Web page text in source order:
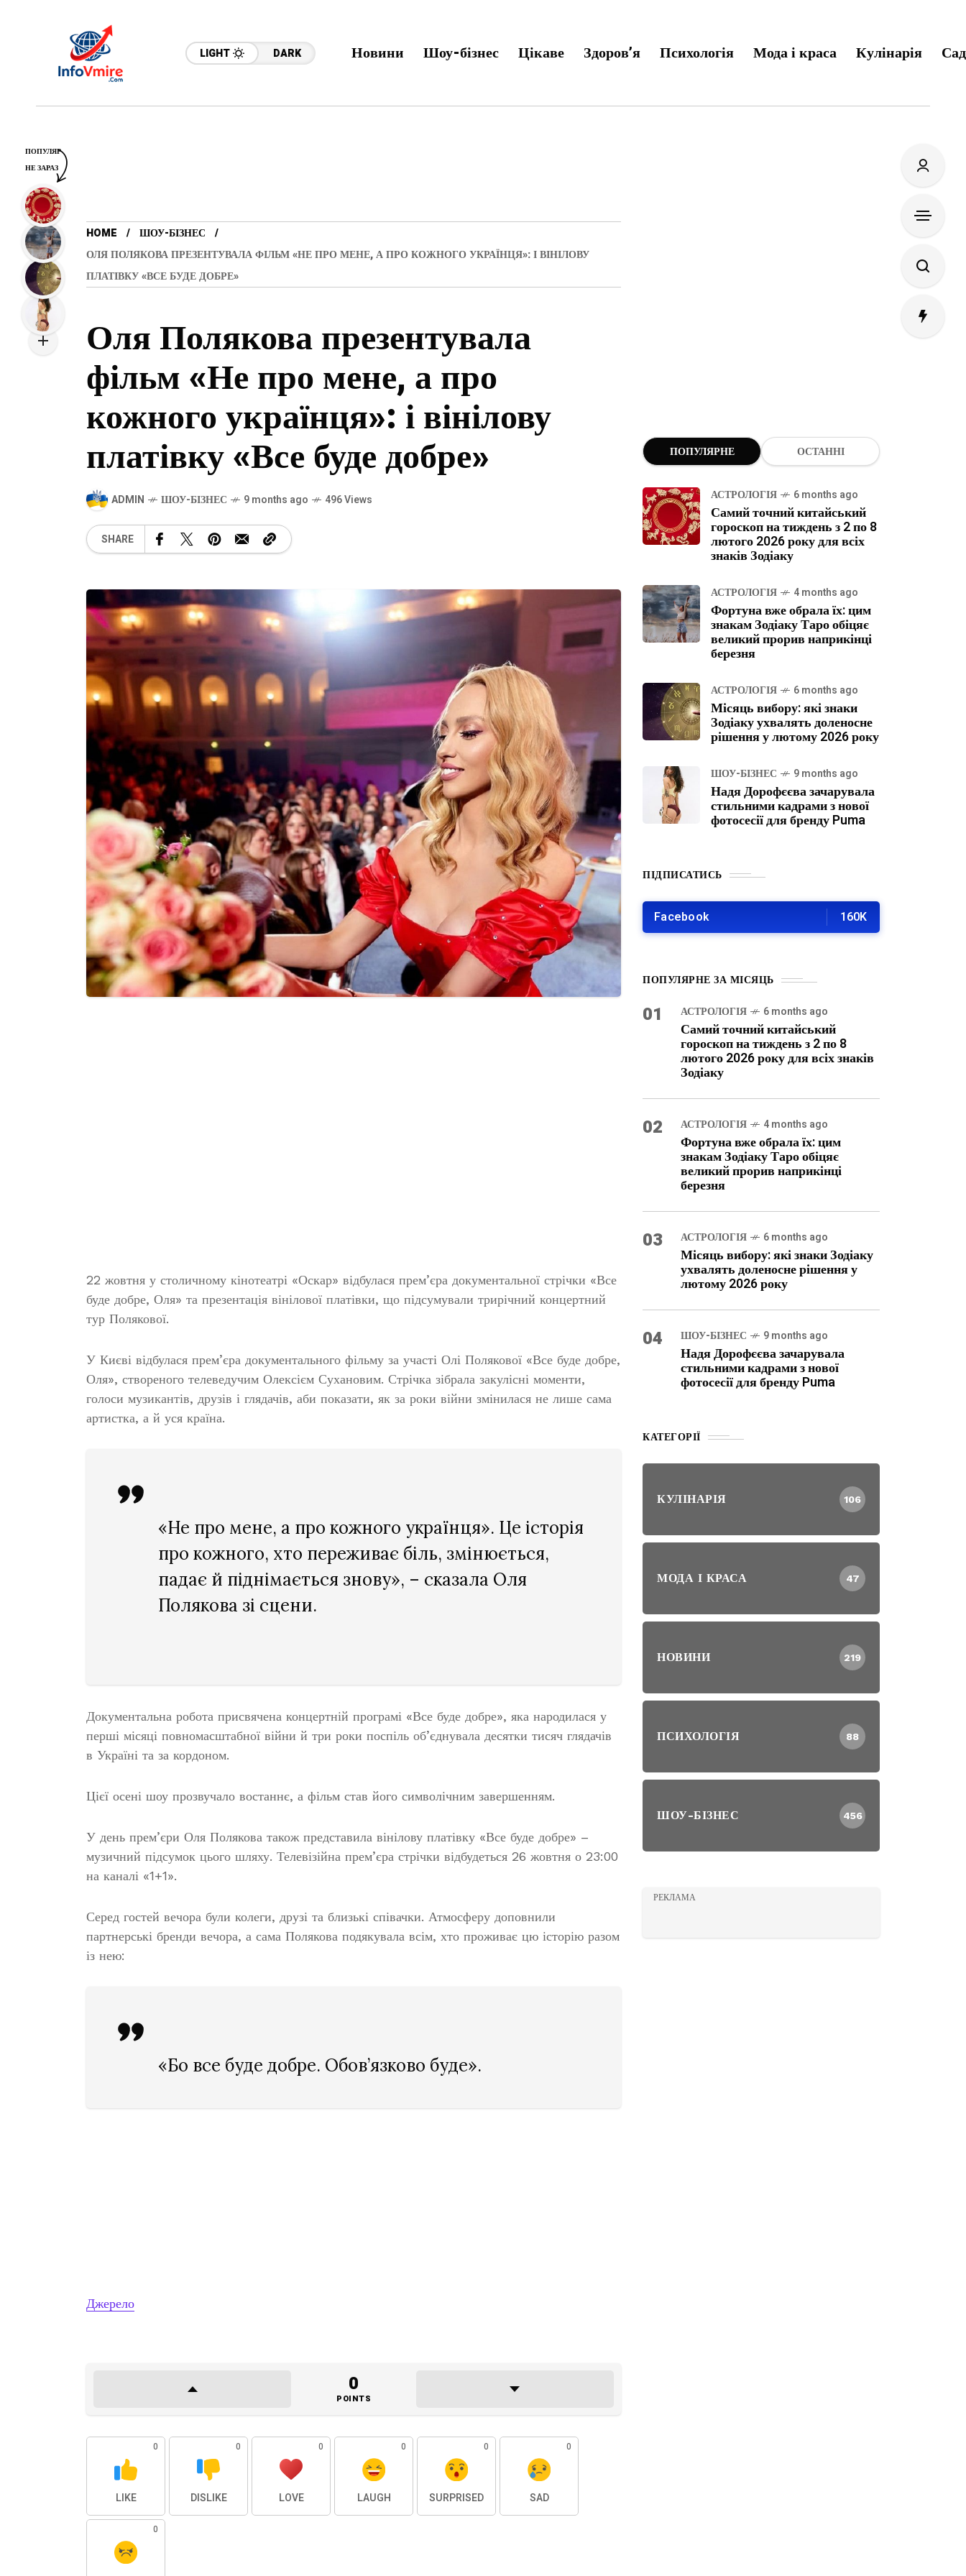
LIGHT DARK Новини Шоу-бізнес Цікаве Здоров’я Психологія Мода і краса Кулінарія
HOME
ШОУ-БІЗНЕС
ОЛЯ ПОЛЯКОВА ПРЕЗЕНТУВАЛА ФІЛЬМ «НЕ ПРО МЕНЕ, А ПРО КОЖНОГО УКРАЇНЦЯ»: І ВІНІЛОВУ
ПЛАТІВКУ «ВСЕ БУДЕ ДОБРЕ»
Оля Полякова презентувала
фільм «Не про мене, а про
кожного українця»: і вінілову
платівку «Все буде добре»
ADMIN ШОУ-БІЗНЕС 9 months ago 496 Views
SHARE
22 жовтня у столичному кінотеатрі «Оскар» відбулася прем’єра документальної стрічки «Все
буде добре, Оля» та презентація вінілової платівки, що підсумували трирічний концертний
тур Полякової.
У Києві відбулася прем’єра документального фільму за участі Олі Полякової «Все буде добре,
Оля», створеного телеведучим Олексієм Сухановим. Стрічка зібрала закулісні моменти,
голоси музикантів, друзів і глядачів, аби показати, як за роки війни змінилася не лише сама
артистка, а й уся країна.
«Не про мене, а про кожного українця». Це історія
про кожного, хто переживає біль, змінюється,
падає й піднімається знову», – сказала Оля
Полякова зі сцени.
Документальна робота присвячена концертній програмі «Все буде добре», яка народилася у
перші місяці повномасштабної війни й три роки поспіль об’єднувала десятки тисяч глядачів
в Україні та за кордоном.
Цієї осені шоу прозвучало востаннє, а фільм став його символічним завершенням.
У день прем’єри Оля Полякова також представила вінілову платівку «Все буде добре» –
музичний підсумок цього шляху. Телевізійна прем’єра стрічки відбудеться 26 жовтня о 23:00
на каналі «1+1».
Серед гостей вечора були колеги, друзі та близькі співачки. Атмосферу доповнили
партнерські бренди вечора, а сама Полякова подякувала всім, хто проживає цю історію разом
із нею:
«Бо все буде добре. Обов’язково буде».
Джерело
0
POINTS
0
LIKE
0
DISLIKE
0
LOVE
0
LAUGH
0
SURPRISED
0
SAD
0
ПОПУЛЯРНЕ ОСТАННІ
АСТРОЛОГІЯ 6 months ago
Самий точний китайський
гороскоп на тиждень з 2 по 8
лютого 2026 року для всіх
знаків Зодіаку
АСТРОЛОГІЯ 4 months ago
Фортуна вже обрала їх: цим
знакам Зодіаку Таро обіцяє
великий прорив наприкінці
березня
АСТРОЛОГІЯ 6 months ago
Місяць вибору: які знаки
Зодіаку ухвалять доленосне
рішення у лютому 2026 року
ШОУ-БІЗНЕС 9 months ago
Надя Дорофєєва зачарувала
стильними кадрами з нової
фотосесії для бренду Puma
ПІДПИСАТИСЬ
Facebook 160K
ПОПУЛЯРНЕ ЗА МІСЯЦЬ
01 АСТРОЛОГІЯ 6 months ago
Самий точний китайський
гороскоп на тиждень з 2 по 8
лютого 2026 року для всіх знаків
Зодіаку
02 АСТРОЛОГІЯ 4 months ago
Фортуна вже обрала їх: цим
знакам Зодіаку Таро обіцяє
великий прорив наприкінці
березня
03 АСТРОЛОГІЯ 6 months ago
Місяць вибору: які знаки Зодіаку
ухвалять доленосне рішення у
лютому 2026 року
04 ШОУ-БІЗНЕС 9 months ago
Надя Дорофєєва зачарувала
стильними кадрами з нової
фотосесії для бренду Puma
КАТЕГОРІЇ
КУЛІНАРІЯ 106
МОДА І КРАСА 47
НОВИНИ 219
ПСИХОЛОГІЯ 88
ШОУ-БІЗНЕС 456
РЕКЛАМА
ПОПУЛЯР
НЕ ЗАРАЗ